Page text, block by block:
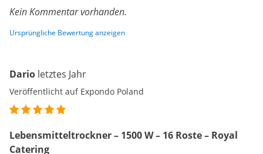
Kein Kommentar vorhanden.
Ursprüngliche Bewertung anzeigen
Dario letztes Jahr
Veröffentlicht auf Expondo Poland
Lebensmitteltrockner – 1500 W – 16 Roste – Royal
Catering